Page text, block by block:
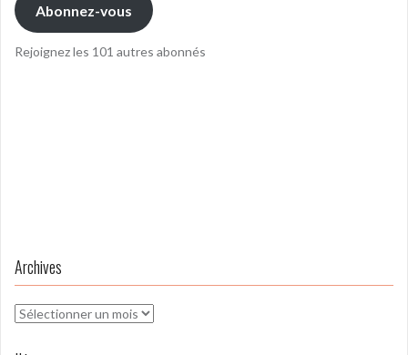
Abonnez-vous
Rejoignez les 101 autres abonnés
Archives
Archives